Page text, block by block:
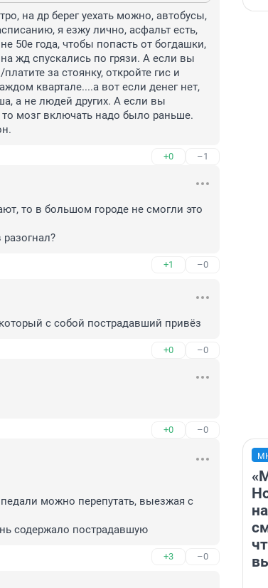
на др берег уехать можно, автобусы,
я езжу лично, асфальт есть,
50е года, чтобы попасть от богдашки,
жд спускались по грязи. А если вы
за стоянку, откройте гис и
квартале....а вот если денег нет,
а не людей других. А если вы
то мозг включать надо было раньше.
+0 –1
то в большом городе не смогли это
+1 –0
с собой пострадавший привёз
+0 –0
+0 –0
можно перепутать, выезжая с
содержало пострадавшую
+3 –0